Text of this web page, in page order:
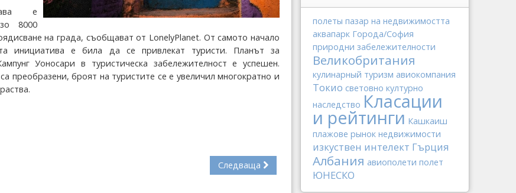
е
8000
на града, съобщават от LonelyPlanet. От самото начало
инициатива е била да се привлекат туристи. Планът за
Уоносари в туристическа забележителност е успешен.
преобразени, броят на туристите се е увеличил многократно и
Следваща
полеты пазар на недвижимостта
аквапарк Города/София
природни забележителности
Великобритания
кулинарный туризм авиокомпания
Токио световно културно
наследство Класации
и рейтинги Кашкаиш
плажове рынок недвижимости
изкуствен интелект Гърция
Албания авиополети полет
ЮНЕСКО